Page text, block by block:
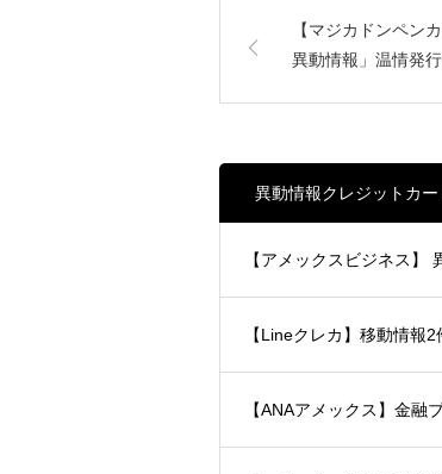
【マジカドンペン
異動情報」温情発
異動情報クレジットカ
【アメックスビジネス】
【Lineクレカ】移動情報
【ANAアメックス】金融